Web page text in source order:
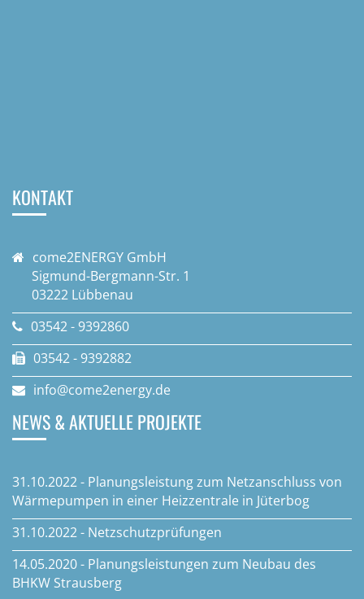
KONTAKT
come2ENERGY GmbH
Sigmund-Bergmann-Str. 1
03222 Lübbenau
03542 - 9392860
03542 - 9392882
info@come2energy.de
NEWS & AKTUELLE PROJEKTE
31.10.2022 - Planungsleistung zum Netzanschluss von
Wärmepumpen in einer Heizzentrale in Jüterbog
31.10.2022 - Netzschutzprüfungen
14.05.2020 - Planungsleistungen zum Neubau des
BHKW Strausberg